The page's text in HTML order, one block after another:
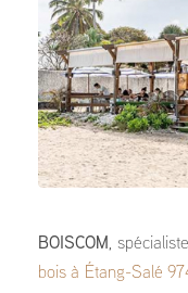
BOISCOM ,
bois à Étang-Salé